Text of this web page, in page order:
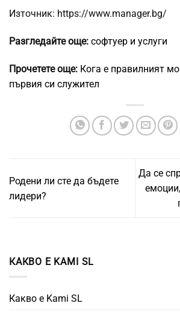
Източник: https://www.manager.bg/
Разгледайте още: софтуер и услуги
Прочетете още: Кога е правилният
първия си служител
Родени ли сте да бъдете
лидери?
Да се
КАКВО Е KAMI SL
Какво е Kami SL